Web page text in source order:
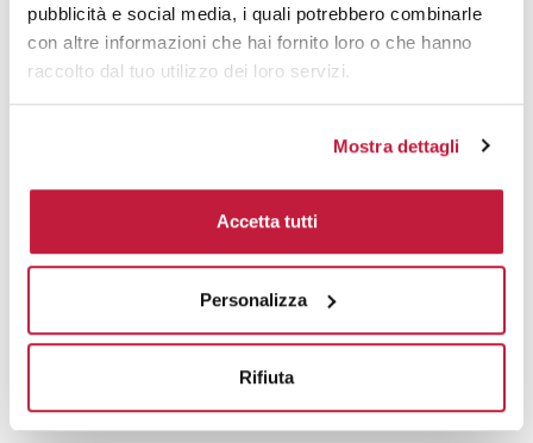
pubblicità e social media, i quali potrebbero combinarle
con altre informazioni che hai fornito loro o che hanno
raccolto dal tuo utilizzo dei loro servizi.
Mostra dettagli
Accetta tutti
Personalizza
Rifiuta
2000 € 47,57 € 53,06
€ 52,77
Tecniche di stampa
Area di personalizzazione
Domande e risposte